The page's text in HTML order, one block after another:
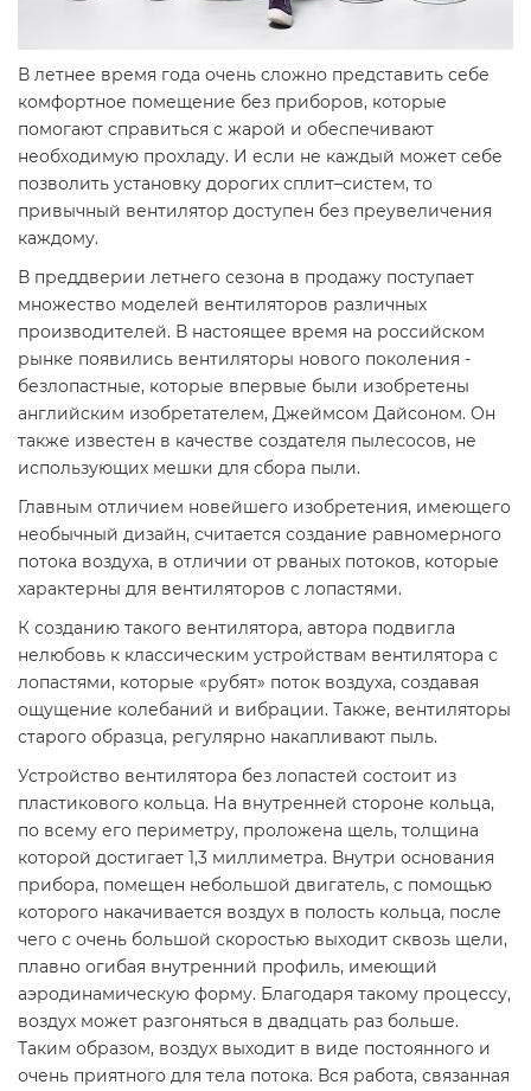
В летнее время года очень сложно представить себе
комфортное помещение без приборов, которые
помогают справиться с жарой и обеспечивают
необходимую прохладу. И если не каждый может себе
позволить установку дорогих сплит–систем, то
привычный вентилятор доступен без преувеличения
каждому.
В преддверии летнего сезона в продажу поступает
множество моделей вентиляторов различных
производителей. В настоящее время на российском
рынке появились вентиляторы нового поколения -
безлопастные, которые впервые были изобретены
английским изобретателем, Джеймсом Дайсоном. Он
также известен в качестве создателя пылесосов, не
использующих мешки для сбора пыли.
Главным отличием новейшего изобретения, имеющего
необычный дизайн, считается создание равномерного
потока воздуха, в отличии от рваных потоков, которые
характерны для вентиляторов с лопастями.
К созданию такого вентилятора, автора подвигла
нелюбовь к классическим устройствам вентилятора с
лопастями, которые «рубят» поток воздуха, создавая
ощущение колебаний и вибрации. Также, вентиляторы
старого образца, регулярно накапливают пыль.
Устройство вентилятора без лопастей состоит из
пластикового кольца. На внутренней стороне кольца,
по всему его периметру, проложена щель, толщина
которой достигает 1,3 миллиметра. Внутри основания
прибора, помещен небольшой двигатель, с помощью
которого накачивается воздух в полость кольца, после
чего с очень большой скоростью выходит сквозь щели,
плавно огибая внутренний профиль, имеющий
аэродинамическую форму. Благодаря такому процессу,
воздух может разгоняться в двадцать раз больше.
Таким образом, воздух выходит в виде постоянного и
очень приятного для тела потока. Вся работа, связанная